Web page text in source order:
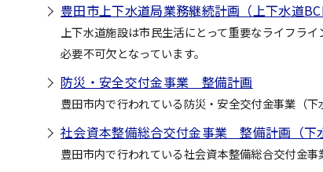
豊田市上下水道局業務継続計画（上下水道
上下水道施設は市民生活にとって重要なライフラ
必要不可欠となっています。
防災・安全交付金事業 整備計画
豊田市内で行われている防災・安全交付金事業（下
社会資本整備総合交付金事業 整備計画（下
豊田市内で行われている社会資本整備総合交付金事